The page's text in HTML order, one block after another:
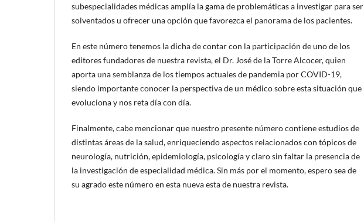
subespecialidades médicas amplía la gama de problemáticas a investigar para ser
solventados u ofrecer una opción que favorezca el panorama de los pacientes.
En este número tenemos la dicha de contar con la participación de uno de los
editores fundadores de nuestra revista, el Dr. José de la Torre Alcocer, quien
aporta una semblanza de los tiempos actuales de pandemia por COVID-19,
siendo importante conocer la perspectiva de un médico sobre esta situación que
evoluciona y nos reta día con día.
Finalmente, cabe mencionar que nuestro presente número contiene estudios de
distintas áreas de la salud, enriqueciendo aspectos relacionados con tópicos de
neurología, nutrición, epidemiología, psicología y claro sin faltar la presencia de
la investigación de especialidad médica. Sin más por el momento, espero sea de
su agrado este número en esta nueva esta de nuestra revista.